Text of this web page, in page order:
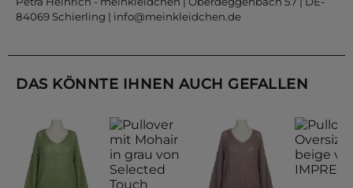
84069 Schierling | info@meinkleidchen.de
DAS KÖNNTE IHNEN AUCH GEFALLEN